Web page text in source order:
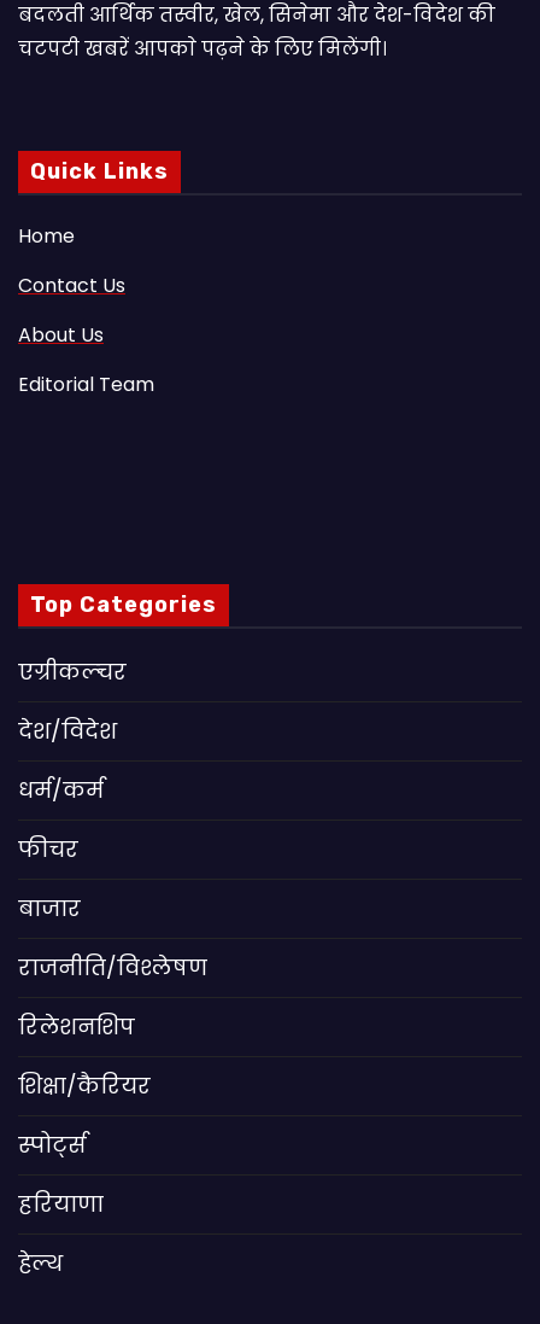
बदलती आर्थिक तस्वीर, खेल, सिनेमा और देश-विदेश की
चटपटी खबरें आपकाे पढ़ने के लिए मिलेंगी।
Quick Links
Home
Contact Us
About Us
Editorial Team
Top Categories
एग्रीकल्चर
देश/विदेश
धर्म/कर्म
फीचर
बाजार
राजनीति/विश्लेषण
रिलेशनशिप
शिक्षा/कैरियर
स्पोर्ट्स
हरियाणा
हेल्थ